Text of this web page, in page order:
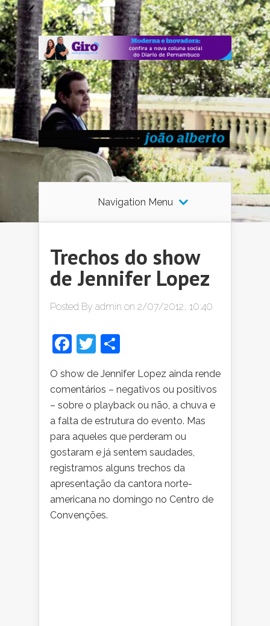
Navigation Menu
Trechos do show
de Jennifer Lopez
Posted By admin on 2/07/2012, 10:40
Facebook
Twitter
O show de Jennifer Lopez ainda rende
comentários – negativos ou positivos
– sobre o playback ou não, a chuva e
a falta de estrutura do evento. Mas
para aqueles que perderam ou
gostaram e já sentem saudades,
registramos alguns trechos da
apresentação da cantora norte-
americana no domingo no Centro de
Convenções.